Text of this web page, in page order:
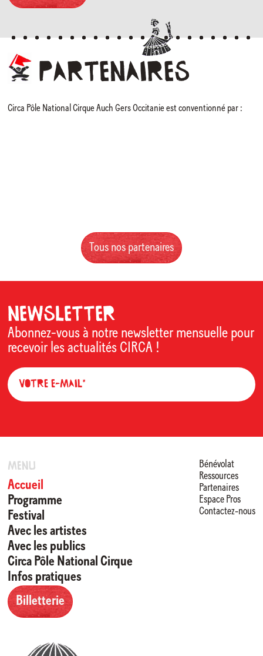
Partenaires
Circa Pôle National Cirque Auch Gers Occitanie est conventionné par :
Tous nos partenaires
Newsletter
Abonnez-vous à notre newsletter mensuelle pour
recevoir les actualités CIRCA !
En validant votre inscription, vous acceptez que CIRCA mémorise et utilise
votre adresse email dans le but de vous envoyer sa lettre d’informations.
Menu
Accueil
Programme
Festival
Avec les artistes
Avec les publics
Circa Pôle National Cirque
Infos pratiques
Billetterie
Bénévolat
Ressources
Partenaires
Espace Pros
Contactez-nous